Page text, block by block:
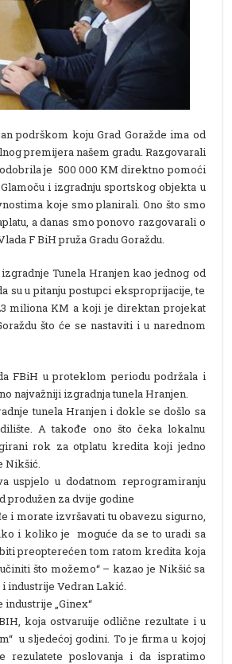
podrškom koju Grad Goražde ima od
premijera našem gradu. Razgovarali
je 500 000 KM direktno pomoći
i izgradnju sportskog objekta u
koje smo planirali. Ono što smo
a danas smo ponovo razgovarali o
F BiH pruža Gradu Goraždu.
Tunela Hranjen kao jednog od
su u pitanju postupci eksproprijacije, te
miliona KM a koji je direktan projekat
što će se nastaviti i u narednom
FBiH u proteklom periodu podržala i
najvažniji izgradnja tunela Hranjen.
tunela Hranjen i dokle se došlo sa
A takođe ono što čeka lokalnu
rok za otplatu kredita koji jedno
Nikšić.
uspjelo u dodatnom reprogramiranju
produžen za dvije godine
i morate izvršavati tu obavezu sigurno,
i koliko je moguće da se to uradi sa
preopterećen tom ratom kredita koja
što možemo“ – kazao je Nikšić sa
industrije Vedran Lakić.
„Ginex“
koja ostvaruije odlične rezultate i u
u sljedećoj godini. To je firma u kojoj
rezulatete poslovanja i da ispratimo